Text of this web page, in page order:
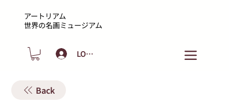
アートリアム
​世界の名画ミュージアム
LOGIN
Back